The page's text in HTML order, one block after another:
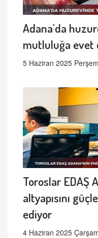
Adana'da
mutluluğa evet
5 Haziran 2025
Toroslar EDAŞ
altyapısını
ediyor
4 Haziran 2025